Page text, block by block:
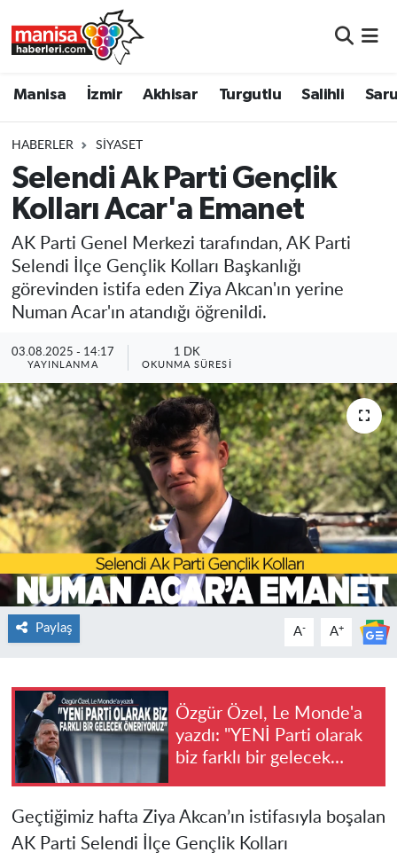
Manisa İzmir Akhisar Turgutlu Salihli
HABERLER SIYASET
Selendi Ak Parti Gençlik
Kolları Acar'a Emanet
AK Parti Genel Merkezi tarafından, AK Parti
Selendi İlçe Gençlik Kolları Başkanlığı
görevinden istifa eden Ziya Akcan'ın yerine
Numan Acar'ın atandığı öğrenildi.
03.08.2025 - 14:17
YAYINLANMA
1 DK
OKUNMA SÜRESI
Paylaş A- A+
Özgür Özel, Le Monde'a
yazdı: "YENİ Parti olarak
biz farklı bir gelecek
Geçtiğimiz hafta Ziya Akcan’ın istifasıyla boşalan
AK Parti Selendi İlçe Gençlik Kolları
Turgutlu
Salihli
Saruhanlı
Resmi İlanlar
Manisa Nöbetçi Eczaneler
Manisa Trafik Yoğunluk Haritası
Süper Lig Puan Durumu ve Fikstür
Tüm Manşetler
Haber Arşivi